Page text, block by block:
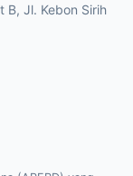
B, Jl. Kebon Sirih